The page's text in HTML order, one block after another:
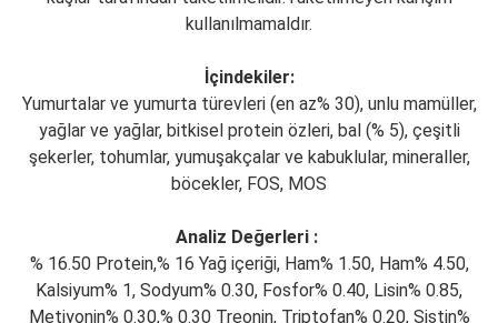
kullanılmamaldır.
İçindekiler:
Yumurtalar ve yumurta türevleri (en az% 30), unlu mamüller,
yağlar ve yağlar, bitkisel protein özleri, bal (% 5), çeşitli
şekerler, tohumlar, yumuşakçalar ve kabuklular, mineraller,
böcekler, FOS, MOS
Analiz Değerleri :
% 16.50 Protein,% 16 Yağ içeriği, Ham% 1.50, Ham% 4.50,
Kalsiyum% 1, Sodyum% 0.30, Fosfor% 0.40, Lisin% 0.85,
Metiyonin% 0.30,% 0.30 Treonin, Triptofan% 0.20, Sistin%